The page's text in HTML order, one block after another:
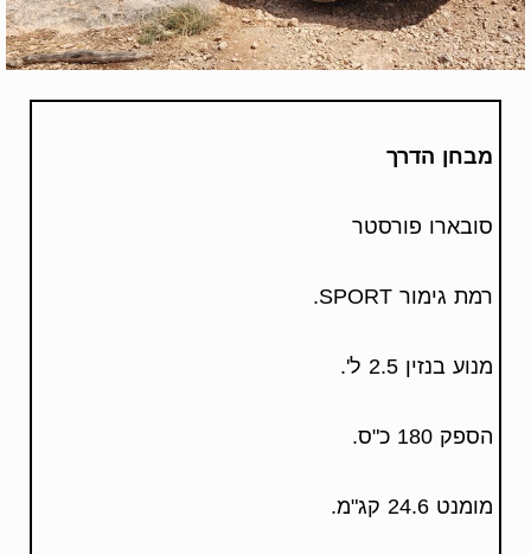
מבחן הדרך
סובארו פורסטר
רמת גימור SPORT.
מנוע בנזין 2.5 ל'.
הספק 180 כ"ס.
מומנט 24.6 קג"מ.